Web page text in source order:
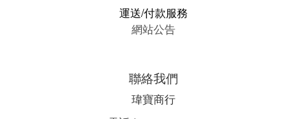
運送/付款服務
網站公告
聯絡我們
瑋寶商行